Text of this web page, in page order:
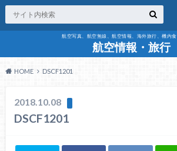
航空写真、航空無線、航空情報、海外旅行、機内
航空情報・旅行
HOME DSCF1201
2018.10.08
DSCF1201